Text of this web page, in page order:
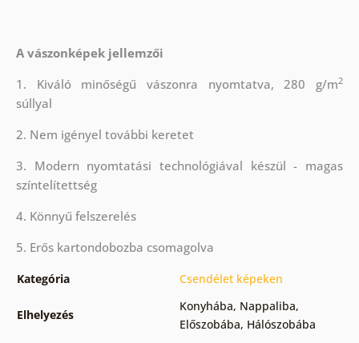
A vászonképek jellemzői
1. Kiváló minőségű vászonra nyomtatva, 280 g/m2
súllyal
2. Nem igényel további keretet
3. Modern nyomtatási technológiával készül - magas
színtelítettség
4. Könnyű felszerelés
5. Erős kartondobozba csomagolva
Kategória Csendélet képeken
Elhelyezés
Konyhába, Nappaliba,
Előszobába, Hálószobába